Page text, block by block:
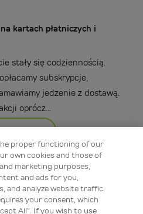
kartach płatniczych i
stały się codziennością.
subskrypcje,
jedzenie z dostawą.
oprócz...
proper functioning of our
own cookies and those of
marketing purposes,
and ads for you,
and analyze website traffic.
your consent, which
All”. If you wish to use